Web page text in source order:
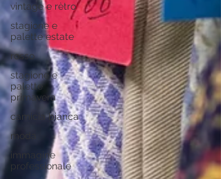
vintage e rètro
stagione e
palette estate
rosso
stagione e
palette
primavera
camicia bianca
moda
immagine
professionale